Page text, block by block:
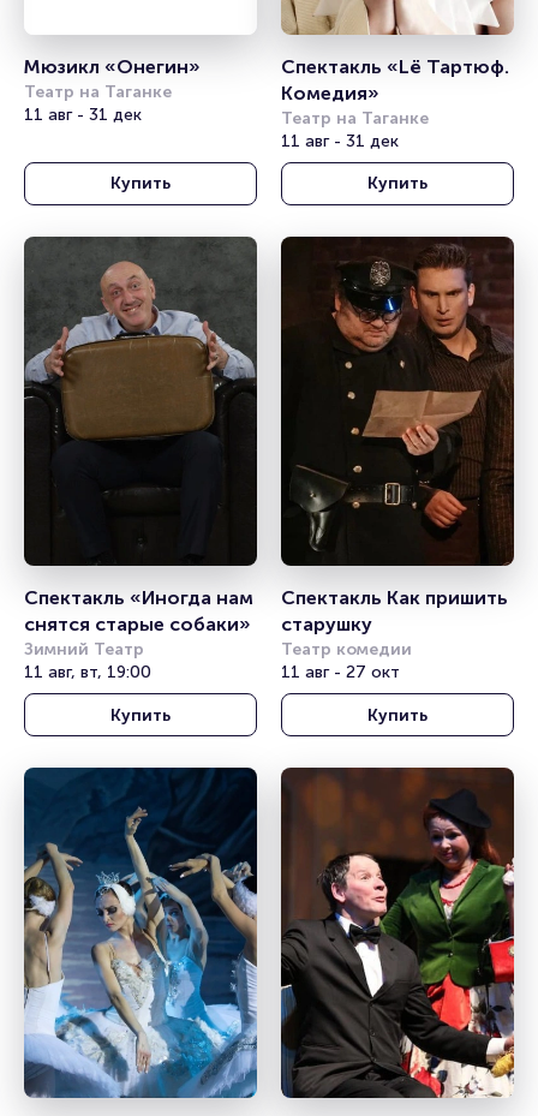
Мюзикл «Онегин»
Театр на Таганке
11 авг - 31 дек
Купить
Спектакль «Lё Тартюф.
Комедия»
Театр на Таганке
11 авг - 31 дек
Купить
Спектакль «Иногда нам
снятся старые собаки»
Зимний Театр
11 авг, вт, 19:00
Купить
Спектакль Как пришить
старушку
Театр комедии
11 авг - 27 окт
Купить